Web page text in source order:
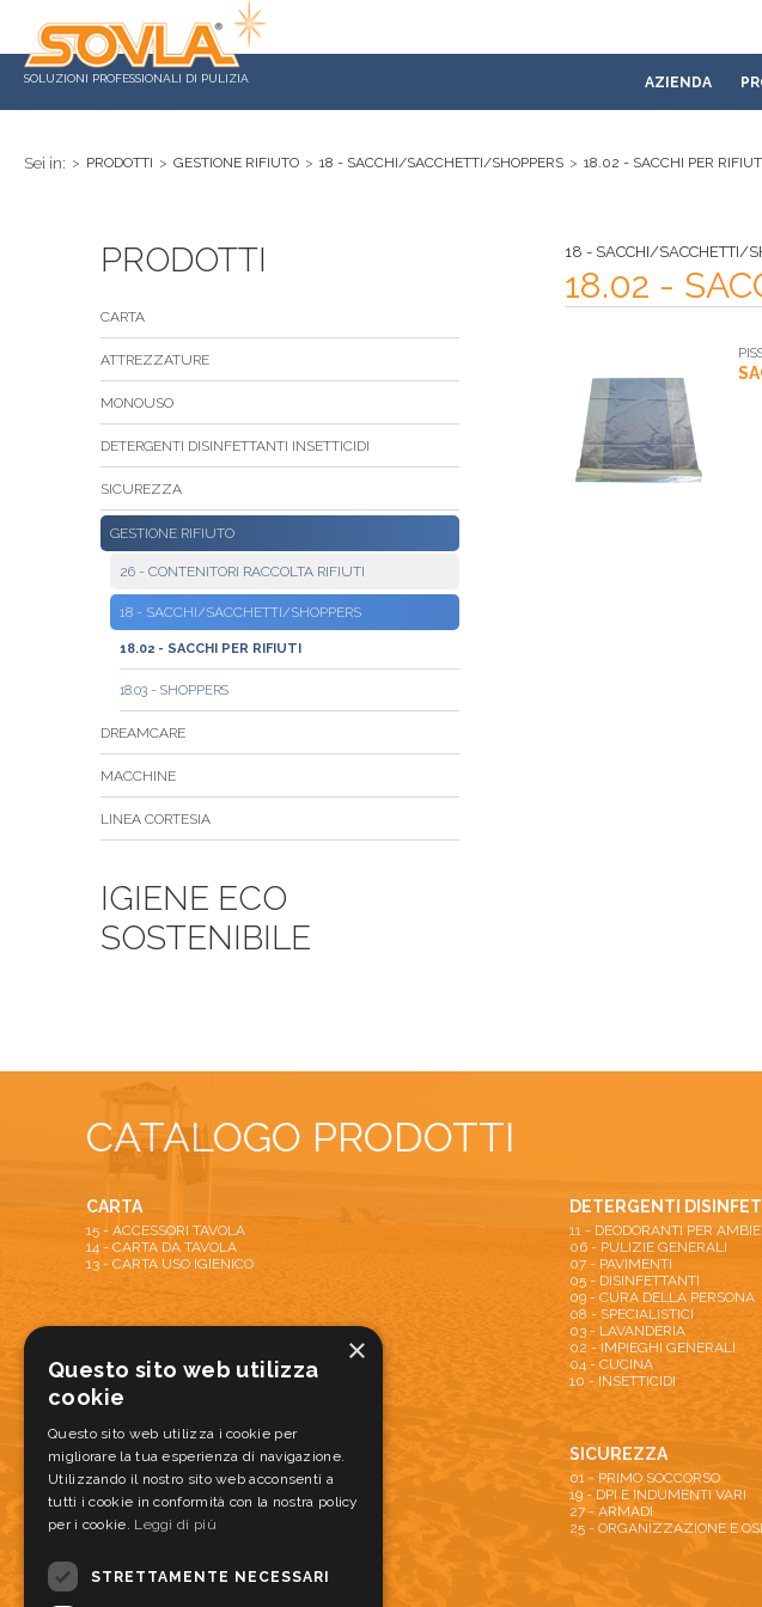
SOLUZIONI PROFESSIONALI DI PULIZIA AZIENDA
Sei in: > PRODOTTI > GESTIONE RIFIUTO > 18 - SACCHI/SACCHETTI/SHOPPERS > 18.02 - SACCHI PER
PRODOTTI
CARTA
ATTREZZATURE
MONOUSO
DETERGENTI DISINFETTANTI INSETTICIDI
SICUREZZA
GESTIONE RIFIUTO
26 - CONTENITORI RACCOLTA RIFIUTI
18 - SACCHI/SACCHETTI/SHOPPERS
18.02 - SACCHI PER RIFIUTI
18.03 - SHOPPERS
DREAMCARE
MACCHINE
LINEA CORTESIA
IGIENE ECO
SOSTENIBILE
18 - SACCHI/SACCHETTI/
18.02 -
CATALOGO PRODOTTI
CARTA
15 - ACCESSORI TAVOLA
14 - CARTA DA TAVOLA
13 - CARTA USO IGIENICO
22 - ATTREZZATURE PULIZIA
20 - DISPENSER E DOSATORI
28 - TAPPETI ANTISPORCO E ANTISCIVOLO
MONOUSO
17 - MONOUSO PER ALIMENTI
16 - PIZZABOX
DETERGENTI
11 - DEODORANTI PER
06 - PULIZIE GENERALI
07 - PAVIMENTI
05 - DISINFETTANTI
09 - CURA DELLA PERSONA
08 - SPECIALISTICI
03 - LAVANDERIA
02 - IMPIEGHI GENERALI
04 - CUCINA
10 - INSETTICIDI
SICUREZZA
01 - PRIMO SOCCORSO
19 - DPI E INDUMENTI VARI
27 - ARMADI
25 - ORGANIZZAZIONE E
×
Questo sito web utilizza
cookie
Questo sito web utilizza i cookie per
migliorare la tua esperienza di navigazione.
Utilizzando il nostro sito web acconsenti a
tutti i cookie in conformità con la nostra policy
per i cookie. Leggi di più
STRETTAMENTE NECESSARI